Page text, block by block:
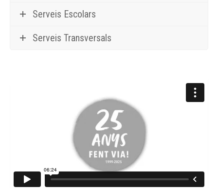
Serveis Escolars
Serveis Transversals